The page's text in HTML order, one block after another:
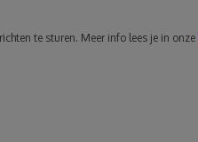
te sturen. Meer info lees je in onze